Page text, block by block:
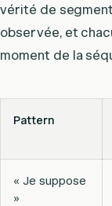
vérité de
observée, et
moment de la
Pattern
« Je suppose
»